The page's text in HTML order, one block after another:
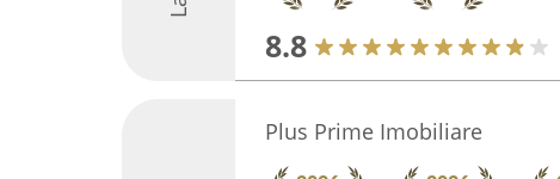
8.8
Plus Prime Imobiliare